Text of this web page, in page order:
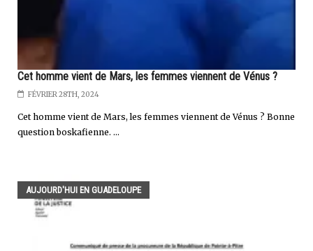
Cet homme vient de Mars, les femmes viennent de Vénus ?
FÉVRIER 28TH, 2024
Cet homme vient de Mars, les femmes viennent de Vénus ? Bonne
question boskafienne. ...
AUJOURD'HUI EN GUADELOUPE